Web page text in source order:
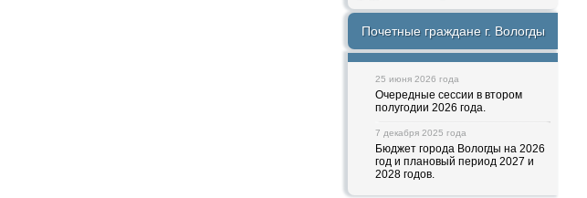
Почетные граждане г. Вологды
25 июня 2026 года
Очередные сессии в втором
полугодии 2026 года.
7 декабря 2025 года
Бюджет города Вологды на 2026
год и плановый период 2027 и
2028 годов.